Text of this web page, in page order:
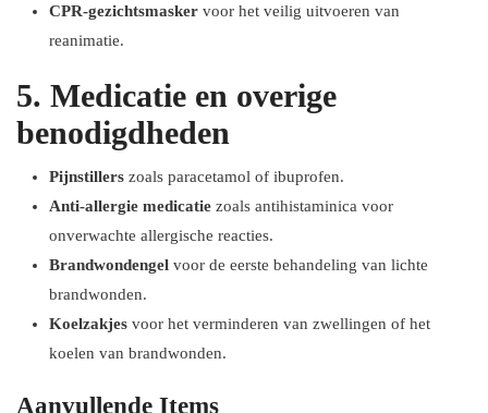
CPR-gezichtsmasker voor het veilig uitvoeren van
reanimatie.
5. Medicatie en overige
benodigdheden
Pijnstillers zoals paracetamol of ibuprofen.
Anti-allergie medicatie zoals antihistaminica voor
onverwachte allergische reacties.
Brandwondengel voor de eerste behandeling van lichte
brandwonden.
Koelzakjes voor het verminderen van zwellingen of het
koelen van brandwonden.
Aanvullende Items